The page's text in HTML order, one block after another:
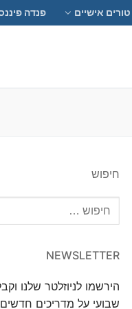
טורים אישיים פנדה
חיפוש
NEWSLETTER
הירשמו לניוזלטר שלנו
שבועי על מדריכים